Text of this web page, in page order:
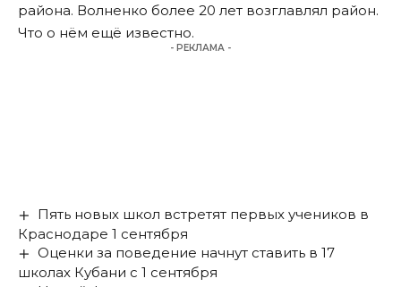
района. Волненко более 20 лет возглавлял район.
Что о нём ещё известно.
- РЕКЛАМА -
Пять новых школ встретят первых учеников в
Краснодаре 1 сентября
Оценки за поведение начнут ставить в 17
школах Кубани с 1 сентября